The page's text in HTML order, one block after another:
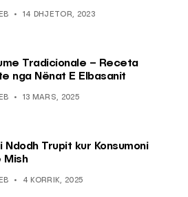
14 DHJETOR, 2023
Tradicionale – Receta
nga Nënat E Elbasanit
13 MARS, 2025
Ndodh Trupit kur Konsumoni
Mish
4 KORRIK, 2025